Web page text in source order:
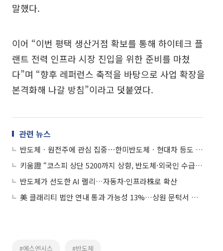
말했다.
이어 “이번 평택 생산거점 확보를 통해 하이테크 플
랜트 전력 인프라 시장 진입을 위한 준비를 마쳤
다”며 “향후 레퍼런스 축적을 바탕으로 사업 확장을
본격화해 나갈 방침”이라고 덧붙였다.
관련 뉴스
반도체ㆍ원전주에 관심 집중⋯한미반도체ㆍ현대차 등도 주목
키움證 “코스피 상단 5200까지 상향, 반도체·외국인 수급⋯ 강세장 지속”
반도체가 선도한 AI 랠리…자동차·인프라株로 확산
美 클래리티 법안 연내 통과 가능성 13%…상원 문턱서 제동
#에스엔시스 #반도체